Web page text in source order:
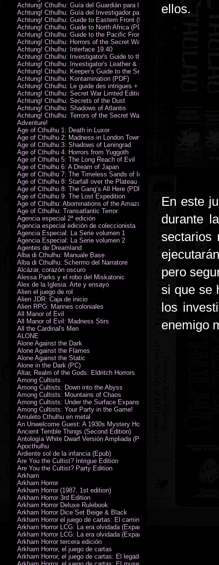
ellos.
En este
durante
sectarios
pero
si que se
los
enemigo
Achtung! Cthulhu: Guía del Guardián para la Guerra Secreta
Achtung! Cthulhu: Guía del Investigador para la Guerra Secreta
Achtung! Cthulhu: Guide to Eastern Front (PDF)
Achtung! Cthulhu: Guide to North Africa (PDF)
Achtung! Cthulhu: Guide to the Pacific Front
Achtung! Cthulhu: Horrors of the Secret War
Achtung! Cthulhu: Interface 19.40
Achtung! Cthulhu: Investigator's Guide to the Secret War
Achtung! Cthulhu: Investigator's Leather & Canvas Bag
Achtung! Cthulhu: Keeper's Guide to the Secret War
Achtung! Cthulhu: Kontamination (PDF)
Achtung! Cthulhu: Le guide des intrigues + ecran
Achtung! Cthulhu: Secret War Limted Edition Book
Achtung! Cthulhu: Secrets of the Dust
Achtung! Cthulhu: Shadows of Atlantis
Achtung! Cthulhu: Terrors of the Secret War
Adventure!
Age of Cthulhu 1: Death in Luxor
Age of Cthulhu 2: Madness in London Town
Age of Cthulhu 3: Shadows of Leningrad
Age of Cthulhu 4: Horrors from Yuggoth
Age of Cthulhu 5: The Long Reach of Evil
Age of Cthulhu 6: A Dream of Japan
Age of Cthulhu 7: The Timeless Sands of India
Age of Cthulhu 8: Starfall over the Plateau of Leng
Age of Cthulhu 8: The Gang’s All Here (PDF)
Age of Cthulhu 9: The Lost Expedition
Age of Cthulhu: Abominations of the Amazon
Age of Cthulhu: Transatlantic Terror
Agencia especial 2ª edición
Agencia especial edición de coleccionista
Agencia Especial: La Serie volumen 1
Agencia Especial: La Serie volumen 2
Agentes de Dreamland
Alba di Cthulhu: Manuale Base
Alba di Cthulhu: Schermo del Narratore
Alcázar, corazón oscuro
Alessa Parks y el robo del Miskatonic
Álex de la Iglesia: Arte y ensayo
Alien el juego de rol
Alien JDR: Caja de inicio
Alien RPG: Marines coloniales
All Manor of Evil
All Manor of Evil: Madness Stirs
All the Cardinal's Men
ALONE
Alone Against the Dark
Alone Against the Flames
Alone Against the Static
Alone in the Dark (PC)
Altar, Realm of the Gods: Eldritch Horrors
Among Cultists
Among Cultists: Down into the Abyss
Among Cultists: Mountains of Chaos
Among Cultists: Under the Surface Expansion
Among Cultists: Your Party in the Game!
Amuleto Cthulhu en metal
An Unwelcome Guest: A 1930s Mystery Horror Adventure RPG
Ancient Terrible Things (Second Edition)
Antología White Dwarf Versión Ampliada (PDF)
Apocthulhu
Ardiente sol de la infancia (Epub)
Are You the Cultist? Intrigue Edition
Are You the Cultist? Party Edition
Arkham
Arkham Horror
Arkham Horror (1987, 1st edition)
Arkham Horror 3rd Edition
Arkham Horror Deluxe Rulebook
Arkham Horror Dice Set Beige & Black
Arkham Horror el juego de cartas: El camino a Carcosa - Exp.
Arkham Horror LCG: La era olvidada (Expansión de campaña)
Arkham Horror LCG: La era olvidada (Expansión de investigadores)
Arkham Horror tercera edición
Arkham Horror, el juego de cartas
Arkham Horror, el juego de cartas: El legado de Dunwich expansión